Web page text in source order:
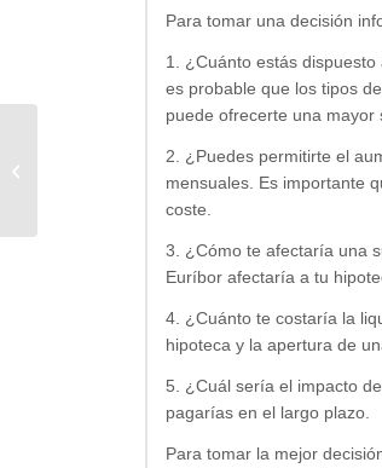
Para tomar una decisión
1. ¿Cuánto estás
es probable que los tipos
puede ofrecerte una mayor
2. ¿Puedes permitirte el
mensuales. Es importante
coste.
3. ¿Cómo te afectaría una
Euríbor afectaría a tu
4. ¿Cuánto te costaría la
hipoteca y la apertura de
5. ¿Cuál sería el impacto
pagarías en el largo plazo.
Para tomar la mejor
Cómo conectar ChatGPT a